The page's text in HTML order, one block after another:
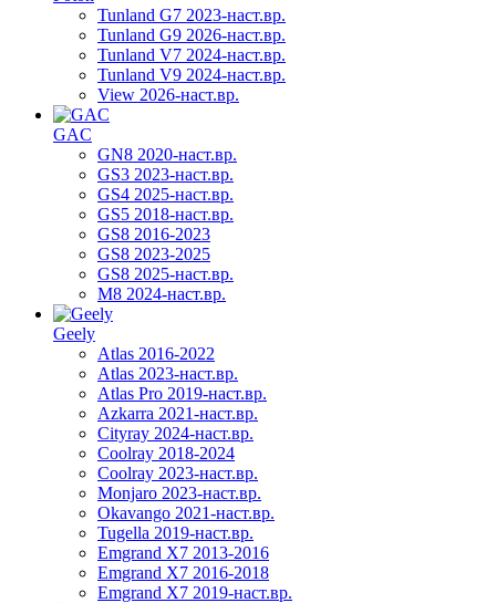
Tunland G7 2023-наст.вр.
Tunland G9 2026-наст.вр.
Tunland V7 2024-наст.вр.
Tunland V9 2024-наст.вр.
View 2026-наст.вр.
GAC
GN8 2020-наст.вр.
GS3 2023-наст.вр.
GS4 2025-наст.вр.
GS5 2018-наст.вр.
GS8 2016-2023
GS8 2023-2025
GS8 2025-наст.вр.
M8 2024-наст.вр.
Geely
Atlas 2016-2022
Atlas 2023-наст.вр.
Atlas Pro 2019-наст.вр.
Azkarra 2021-наст.вр.
Cityray 2024-наст.вр.
Coolray 2018-2024
Coolray 2023-наст.вр.
Monjaro 2023-наст.вр.
Okavango 2021-наст.вр.
Tugella 2019-наст.вр.
Emgrand Х7 2013-2016
Emgrand X7 2016-2018
Emgrand X7 2019-наст.вр.